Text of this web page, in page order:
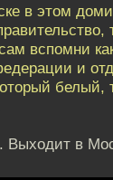
в этом
вспомни
и
белый,
в